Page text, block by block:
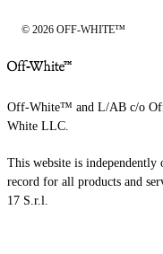
© 2026 OFF-WHITE™
Off-White™ and L/AB c/o
White LLC.
This website is
record for all products and
17 S.r.l.